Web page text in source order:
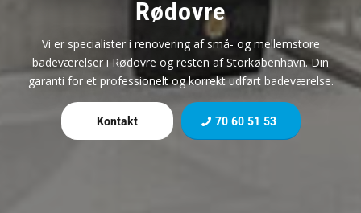
Rødovre
Vi er specialister i renovering af små- og mellemstore
badeværelser i Rødovre og resten af Storkøbenhavn. Din
garanti for et professionelt og korrekt udført badeværelse.
Kontakt 70 60 51 53